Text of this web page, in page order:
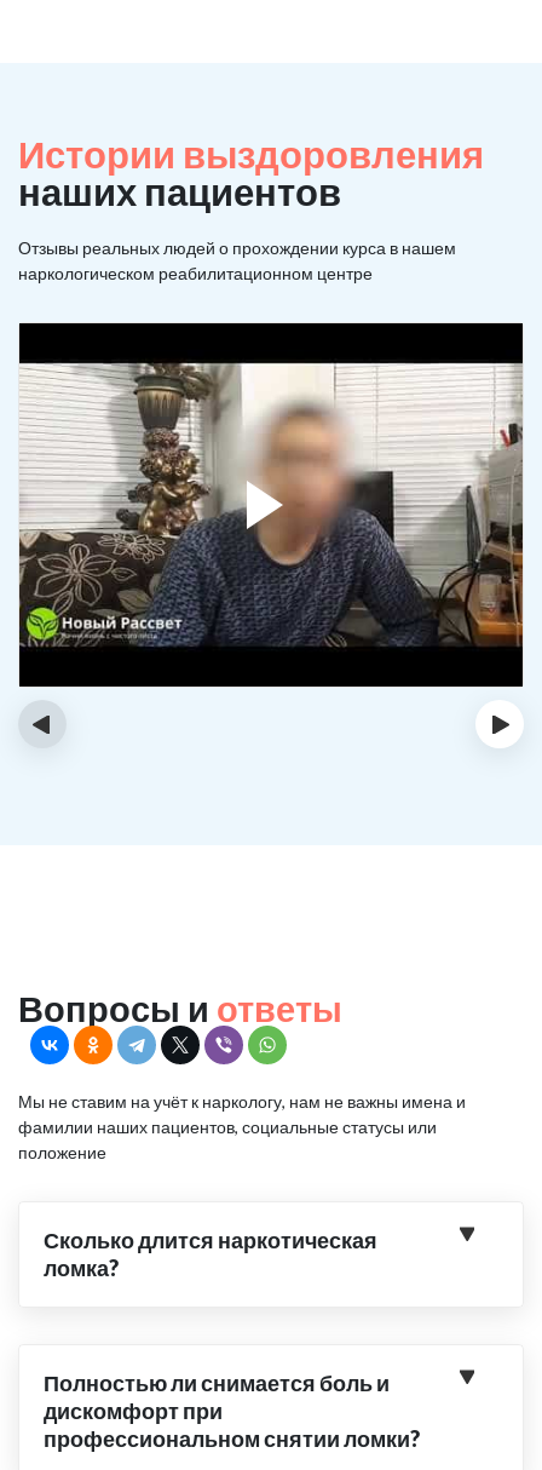
Истории выздоровления
наших пациентов
Отзывы реальных людей о прохождении курса в нашем
наркологическом реабилитационном центре
‹ ›
Вопросы и ответы
Мы не ставим на учёт к наркологу, нам не важны имена и
фамилии наших пациентов, социальные статусы или
положение
Сколько длится наркотическая
ломка?
Полностью ли снимается боль и
дискомфорт при
профессиональном снятии ломки?